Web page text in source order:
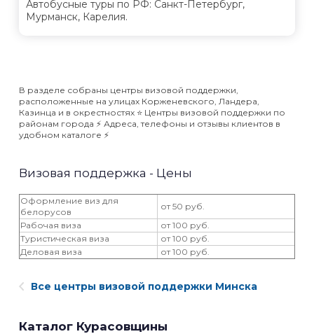
Автобусные туры по РФ: Санкт-Петербург,
Мурманск, Карелия.
В разделе собраны центры визовой поддержки,
расположенные на улицах Корженевского, Ландера,
Казинца и в окрестностях ⭐️ Центры визовой поддержки по
районам города ⚡️ Адреса, телефоны и отзывы клиентов в
удобном каталоге ⚡️
Визовая поддержка - Цены
Оформление виз для
белорусов
от 50 руб.
Рабочая виза
от 100 руб.
Туристическая виза
от 100 руб.
Деловая виза
от 100 руб.
Все центры визовой поддержки Минска
Каталог Курасовщины